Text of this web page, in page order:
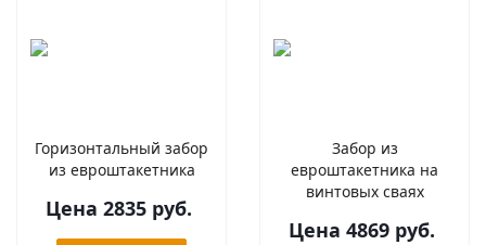
Горизонтальный забор
из евроштакетника
Цена 2835 руб.
Забор из
евроштакетника на
винтовых сваях
Цена 4869 руб.